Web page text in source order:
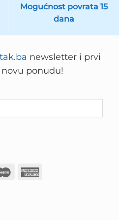
Mogućnost povrata 15
dana
newsletter i prvi
ponudu!
Maestro